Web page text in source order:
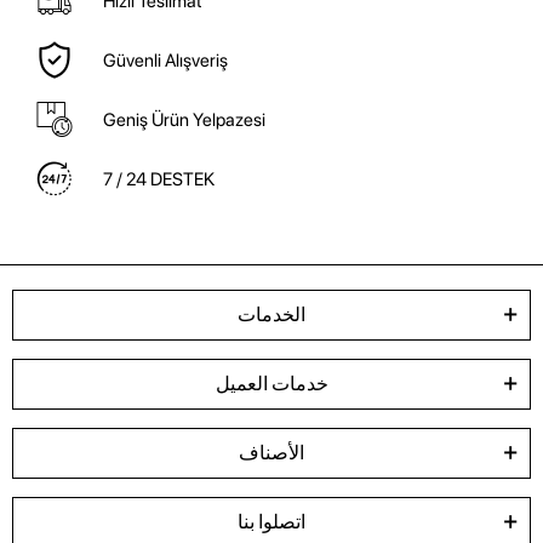
Güvenli Alışveriş
Geniş Ürün Yelpazesi
7 / 24 DESTEK
الخدمات
خدمات العميل
الأصناف
اتصلوا بنا